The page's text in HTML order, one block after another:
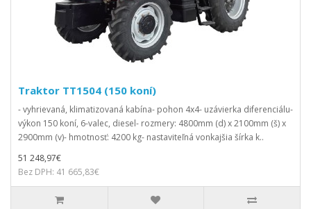
Traktor TT1504 (150 koní)
- vyhrievaná, klimatizovaná kabína- pohon 4x4- uzávierka diferenciálu-
výkon 150 koní, 6-valec, diesel- rozmery: 4800mm (d) x 2100mm (š) x
2900mm (v)- hmotnosť: 4200 kg- nastaviteľná vonkajšia šírka k..
51 248,97€
Bez DPH: 41 665,83€